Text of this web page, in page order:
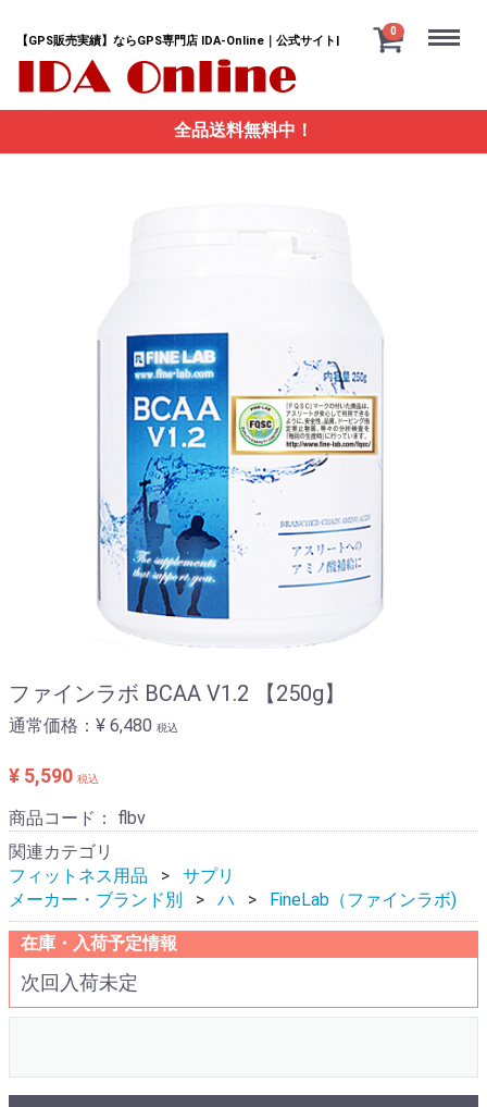
【GPS販売実績】ならGPS専門店 IDA-Online｜公式サイト|
0
全品送料無料中！
ファインラボ BCAA V1.2 【250g】
通常価格： ¥ 6,480 税込
¥ 5,590 税込
商品コード： flbv
関連カテゴリ
フィットネス用品
サプリ
メーカー・ブランド別
ハ FineLab（ファインラボ)
在庫・入荷予定情報
次回入荷未定